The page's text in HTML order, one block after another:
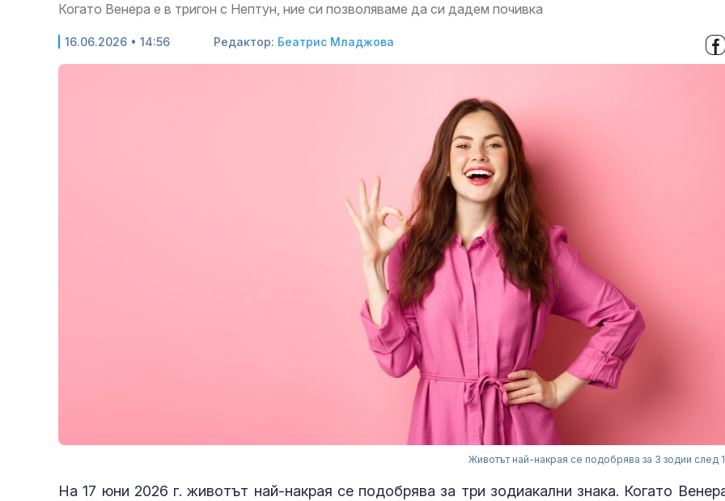
Когато Венера е в тригон с Нептун, ние си позволяваме да си дадем почивка
16.06.2026 • 14:56 Редактор: Беатрис Младжова
Животът най-накрая се подобрява за 3 зодии след
На 17 юни 2026 г. животът най-накрая се подобрява за три зодиакални знака. Когато